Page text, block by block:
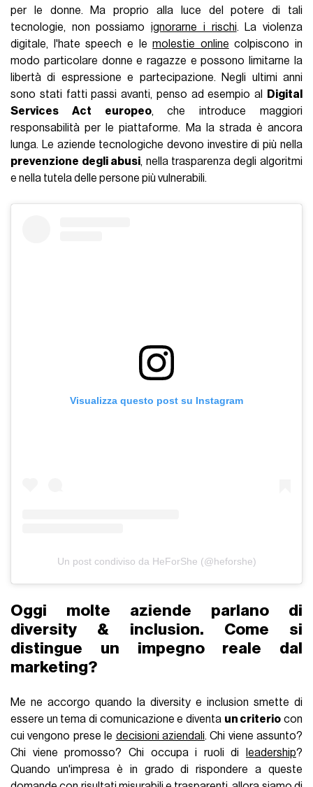
per le donne. Ma proprio alla luce del potere di tali
tecnologie, non possiamoignorarne i rischi. La violenza
digitale, l'hate speech e lemolestie online colpiscono in
modo particolare donne e ragazze e possono limitarne la
libertà di espressione e partecipazione. Negli ultimi anni
sono stati fatti passi avanti, penso ad esempio al
Digital
Services Act europeo, che introduce maggiori
responsabilità per le piattaforme. Ma la strada è ancora
lunga. Le aziende tecnologiche devono investire di più nella
prevenzione degli abusi, nella trasparenza degli algoritmi
e nella tutela delle persone più vulnerabili.
Visualizza questo post su Instagram
Un post condiviso da HeForShe (@heforshe)
Oggi molte aziende parlano di
diversity & inclusion. Come si
distingue un impegno reale dal
marketing?
Me ne accorgo quando la diversity e inclusion smette di
essere un tema di comunicazione e diventa un criterio con
cui vengono prese le decisioni aziendali. Chi viene assunto?
Chi viene promosso? Chi occupa i ruoli di
leadership?
Quando un'impresa è in grado di rispondere a queste